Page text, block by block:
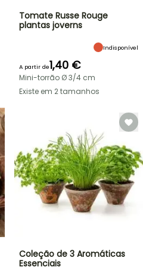
Tomate Russe Rouge
plantas joverns
Indisponível
A partir de1,40 €
Mini-torrão Ø 3/4 cm
Existe em 2 tamanhos
Coleção de 3 Aromáticas
Essenciais